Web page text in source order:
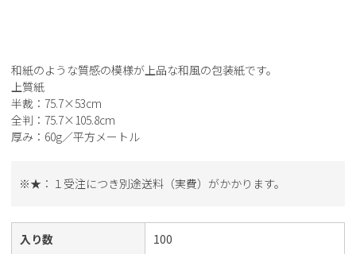
和紙のような質感の模様が上品な和風の包装紙です。
上質紙
半裁：75.7×53cm
全判：75.7×105.8cm
厚み：60g／平方メートル
※★：１受注につき別途送料（実費）がかかります。
入り数 100